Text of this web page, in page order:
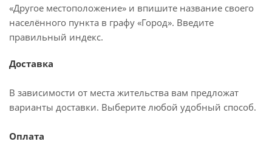
«Другое местоположение» и впишите название своего
населённого пункта в графу «Город». Введите
правильный индекс.
Доставка
В зависимости от места жительства вам предложат
варианты доставки. Выберите любой удобный способ.
Оплата